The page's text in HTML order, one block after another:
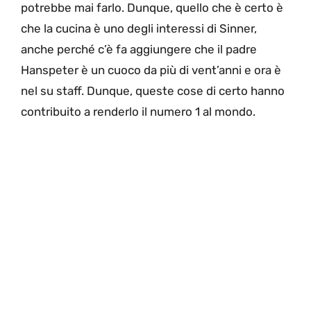
potrebbe mai farlo. Dunque, quello che è certo è
che la cucina è uno degli interessi di Sinner,
anche perché c’è fa aggiungere che il padre
Hanspeter è un cuoco da più di vent’anni e ora è
nel su staff. Dunque, queste cose di certo hanno
contribuito a renderlo il numero 1 al mondo.